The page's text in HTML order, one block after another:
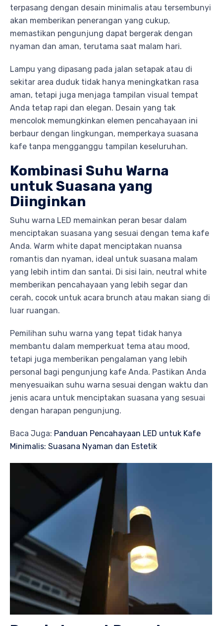
terpasang dengan desain minimalis atau tersembunyi
akan memberikan penerangan yang cukup,
memastikan pengunjung dapat bergerak dengan
nyaman dan aman, terutama saat malam hari.
Lampu yang dipasang pada jalan setapak atau di
sekitar area duduk tidak hanya meningkatkan rasa
aman, tetapi juga menjaga tampilan visual tempat
Anda tetap rapi dan elegan. Desain yang tak
mencolok memungkinkan elemen pencahayaan ini
berbaur dengan lingkungan, memperkaya suasana
kafe tanpa mengganggu tampilan keseluruhan.
Kombinasi Suhu Warna
untuk Suasana yang
Diinginkan
Suhu warna LED memainkan peran besar dalam
menciptakan suasana yang sesuai dengan tema kafe
Anda. Warm white dapat menciptakan nuansa
romantis dan nyaman, ideal untuk suasana malam
yang lebih intim dan santai. Di sisi lain, neutral white
memberikan pencahayaan yang lebih segar dan
cerah, cocok untuk acara brunch atau makan siang di
luar ruangan.
Pemilihan suhu warna yang tepat tidak hanya
membantu dalam memperkuat tema atau mood,
tetapi juga memberikan pengalaman yang lebih
personal bagi pengunjung kafe Anda. Pastikan Anda
menyesuaikan suhu warna sesuai dengan waktu dan
jenis acara untuk menciptakan suasana yang sesuai
dengan harapan pengunjung.
Baca Juga: Panduan Pencahayaan LED untuk Kafe
Minimalis: Suasana Nyaman dan Estetik